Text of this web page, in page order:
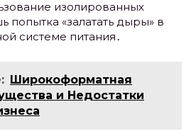
изолированных
попытка «залатать дыры» в
системе питания․
Широкоформатная
и Недостатки